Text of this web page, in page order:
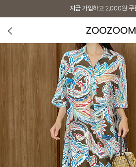
지금 가입하고 2,000원 쿠